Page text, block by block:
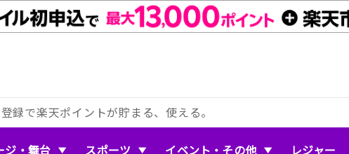
録で楽天ポイントが貯まる、使える。
ジ・舞台 スポーツ イベント・その他 レジャー